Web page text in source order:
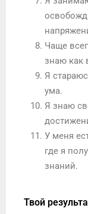
Чаще
знаю как
Я
ума.
Я знаю
У меня
где я
знаний.
Твой